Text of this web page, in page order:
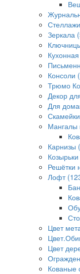
Зеркала
Консоли
Трюмо
Декор
Для
Мангалы
Карнизы
Решётки
Лофт
Цвет
Цвет
Кованые